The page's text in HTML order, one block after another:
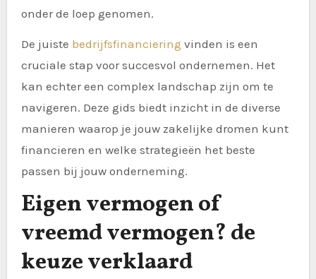
onder de loep genomen.
De juiste bedrijfsfinanciering vinden is een
cruciale stap voor succesvol ondernemen. Het
kan echter een complex landschap zijn om te
navigeren. Deze gids biedt inzicht in de diverse
manieren waarop je jouw zakelijke dromen kunt
financieren en welke strategieën het beste
passen bij jouw onderneming.
Eigen vermogen of
vreemd vermogen? de
keuze verklaard